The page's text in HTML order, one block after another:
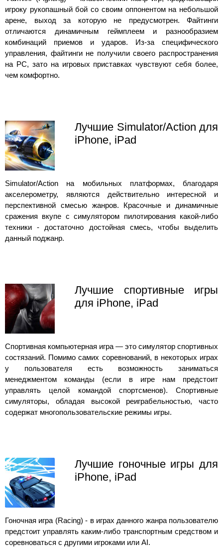
игроку рукопашный бой со своим оппонентом на небольшой
арене, выход за которую не предусмотрен. Файтинги
отличаются динамичным геймплеем и разнообразием
комбинаций приемов и ударов. Из-за специфического
управления, файтинги не получили своего распространения
на PC, зато на игровых приставках чувствуют себя более,
чем комфортно.
Лучшие Simulator/Action для
iPhone, iPad
Simulator/Action на мобильных платформах, благодаря
акселерометру, являются действительно интересной и
перспективной смесью жанров. Красочные и динамичные
сражения вкупе с симулятором пилотирования какой-либо
техники - достаточно достойная смесь, чтобы выделить
данный поджанр.
Лучшие спортивные игры
для iPhone, iPad
Спортивная компьютерная игра — это симулятор спортивных
состязаний. Помимо самих соревнований, в некоторых играх
у пользователя есть возможность заниматься
менеджментом команды (если в игре нам предстоит
управлять целой командой спортсменов). Спортивные
симуляторы, обладая высокой реиграбельностью, часто
содержат многопользовательские режимы игры.
Лучшие гоночные игры для
iPhone, iPad
Гоночная игра (Racing) - в играх данного жанра пользователю
предстоит управлять каким-либо транспортным средством и
соревноваться с другими игроками или AI.